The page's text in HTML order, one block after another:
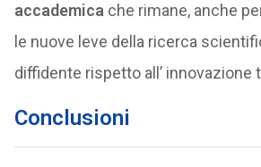
accademica che rimane, anche
le nuove leve della ricerca
diffidente rispetto all’ innovazione
Conclusioni